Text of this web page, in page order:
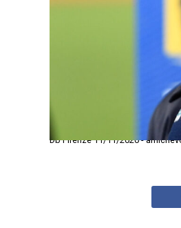
Db Firenze 11/11/2020 -